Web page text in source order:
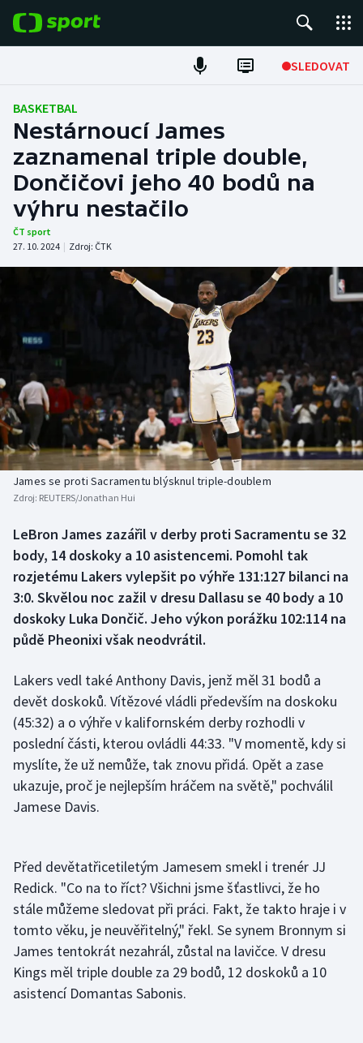
SLEDOVAT
Fotbal
Hokej
Tenis
Atletika
Americký fotbal
Baseball a softbal
Basketbal
Biatlon
Boby a skeleton
Box
Curling
Florbal
Futsal
Golf
Gymnastika
Házená
Judo
Krasobruslení
Lezení
Lyže a snowboard
NEPŘEHLÉDNĚTE
Soutěže
Historické návraty
Aplikace ČT sport
AZ kvíz
BASKETBAL
Nestárnoucí James
zaznamenal triple double,
Dončičovi jeho 40 bodů na
výhru nestačilo
ČT sport
27. 10. 2024 | Zdroj: ČTK
James se proti Sacramentu blýsknul triple-doublem
Zdroj: REUTERS/Jonathan Hui
LeBron James zazářil v derby proti Sacramentu se 32
body, 14 doskoky a 10 asistencemi. Pomohl tak
rozjetému Lakers vylepšit po výhře 131:127 bilanci na
3:0. Skvělou noc zažil v dresu Dallasu se 40 body a 10
doskoky Luka Dončič. Jeho výkon porážku 102:114 na
půdě Pheonixi však neodvrátil.
Lakers vedl také Anthony Davis, jenž měl 31 bodů a
devět doskoků. Vítězové vládli především na doskoku
(45:32) a o výhře v kalifornském derby rozhodli v
poslední části, kterou ovládli 44:33. "V momentě, kdy si
myslíte, že už nemůže, tak znovu přidá. Opět a zase
ukazuje, proč je nejlepším hráčem na světě," pochválil
Jamese Davis.
Před devětatřicetiletým Jamesem smekl i trenér JJ
Redick. "Co na to říct? Všichni jsme šťastlivci, že ho
stále můžeme sledovat při práci. Fakt, že takto hraje i v
tomto věku, je neuvěřitelný," řekl. Se synem Bronnym si
James tentokrát nezahrál, zůstal na lavičce. V dresu
Kings měl triple double za 29 bodů, 12 doskoků a 10
asistencí Domantas Sabonis.